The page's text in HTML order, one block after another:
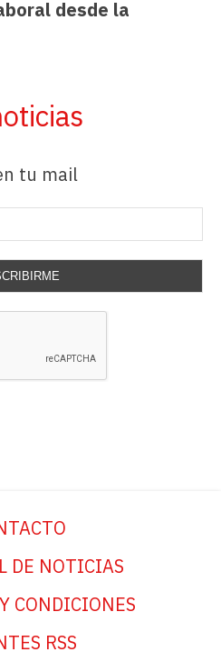
desde la
tu mail
DE NOTICIAS
CONDICIONES
RSS